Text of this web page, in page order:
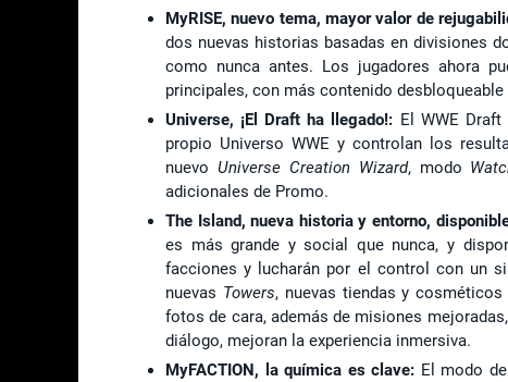
MyRISE, nuevo tema, mayor valor de
dos nuevas historias basadas en divisiones
como nunca antes. Los jugadores ahora
principales, con más contenido
Universe, ¡El Draft ha llegado!: El WWE
propio Universo WWE y controlan los
nuevo Universe Creation Wizard, modo
adicionales de Promo.
The Island, nueva historia y entorno,
es más grande y social que nunca, y
facciones y lucharán por el control con un
nuevas Towers, nuevas tiendas y cosméticos
fotos de cara, además de misiones
diálogo, mejoran la experiencia inmersiva.
MyFACTION, la química es clave: El modo